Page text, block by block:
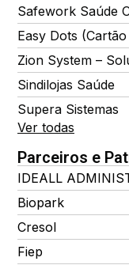
Safework Saúde
Easy Dots
Zion System –
Sindilojas Saúde
Supera Sistemas
Ver todas
Parceiros e
Biopark
Cresol
Fiep